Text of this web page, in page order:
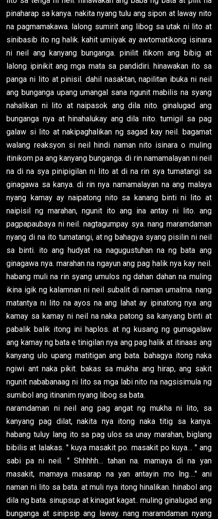
pinaharap sa kanya. nakita nyang tulu ang sipon at laway nito
na pagmamakawa. lalong sumirit ang libog sa utak ni lito at
sinibasib ito ng halik. kahit umiiyak ay awtomatikong isinara
ni neil ang kanyang bunganga. pinilit itikom ang bibig at
lalong ipinikit ang mga mata sa pandidiri. hinawakan ito sa
panga ni lito at pinisil. dahil nasaktan, napilitan ibuka ni neil
ang bunganga upang umangal sana ngunit mabilis na syang
nahalikan ni lito at naipasok ang dila nito. ginalugad ang
bunganga nya at hinahalukay ang dila nito. tumigil sa pag
galaw si lito at nakipaghalikan ng sagad kay neil. bagamat
walang reaksyon si neil hindi naman nito isinara o muling
itinikom pa ang kanyang bunganga. di rin namamalayan ni neil
na di na sya pinipigilan ni lito at di na rin sya tumatangi sa
ginagawa sa kanya. di rin nya namamalayan na ang malaya
nyang kamay ay naipatong nito sa kanang binti ni lito at
naipisil ng marahan, ngunit ito ang ina antay ni lito. ang
pagpapaubaya ni neil. nagtagumpay sya. nang maramdaman
nyang di na ito tumatangi, at ng bahagya syang pisilin ni neil
sa binti. ito ang hudyat na nagugustuhan na ng bata ang
ginagawa nya. marahan na ngayun ang pag halik nya kay neil.
habang muli na rin syang umulos ng dahan dahan na muling
ikina igik ng kalamnan ni neil subalit di naman umalma. nang
matantya ni lito na ayos na ang lahat ay ipinatong nya ang
kamay sa kamay ni neil na naka patong sa kanyang binti at
pabalik balik itong ini haplos. at ng kusang ng gumagalaw
ang kamay ng bata e tinigilan nya ang pag halik at itinaas ang
kanyang ulo upang matitigan ang bata. bahagya itong naka
ngiwi ant naka pikit. bakas sa mukha ang hirap, ang sakit
ngunit nababanaag ni lito sa mga labi nito na nagsisimula ng
sumibol ang itinanim nyang libog sa bata.
naramdaman ni neil ang pag angat ng mukha ni lito, sa
kanyang pag dilat, nakita nya itong naka titig sa kanya.
habang tuluy lang ito sa pag ulos sa unay marahan, biglang
bibilis at lalakas. " kuya masakit po. masakit po kuya… " ang
sabi pa ni neil. " Shhhhh… tahan na. mamaya di na yan
masakit, mamaya masarap na yan antayin mo lng…." ani
naman ni lito sa bata. at muli nya itong hinalikan. hinabol ang
dila ng bata. sinupsup at kinagat kagat.. muling ginalugad ang
bunganga at sinipsip ang laway. nang maramdaman nyang